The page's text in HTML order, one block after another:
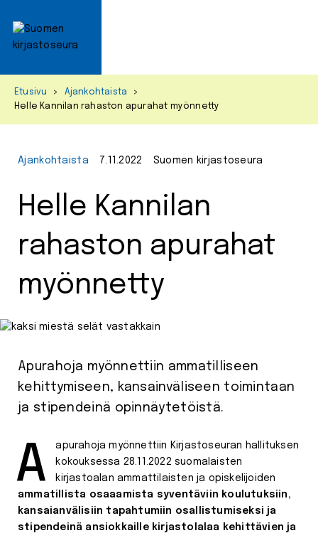
Etusivu > Ajankohtaista
>
Helle Kannilan rahaston apurahat myönnetty
Ajankohtaista 7.11.2022 Suomen kirjastoseura
Helle Kannilan
rahaston apurahat
myönnetty
Apurahoja myönnettiin ammatilliseen
kehittymiseen, kansainväliseen toimintaan
ja stipendeinä opinnäytetöistä.
Aapurahoja myönnettiin Kirjastoseuran hallituksen
kokouksessa 28.11.2022 suomalaisten
kirjastoalan ammattilaisten ja opiskelijoiden
ammatillista osaaamista syventäviin koulutuksiin,
kansaianvälisiin tapahtumiin osallistumiseksi ja
stipendeinä ansiokkaille kirjastolalaa kehittävien ja